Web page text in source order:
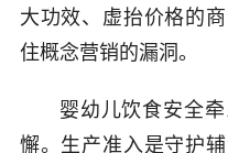
大功效、虚抬价格的
住概念营销的漏洞。
婴幼儿饮食安全
懈。生产准入是守护